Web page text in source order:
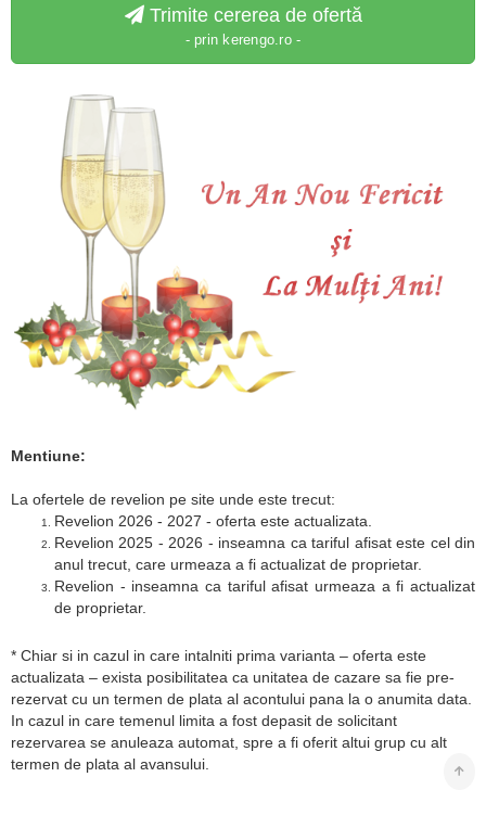
Trimite cererea de ofertă
- prin kerengo.ro -
Mentiune:
La ofertele de revelion pe site unde este trecut:
Revelion 2026 - 2027 - oferta este actualizata.
Revelion 2025 - 2026 - inseamna ca tariful afisat este cel din
anul trecut, care urmeaza a fi actualizat de proprietar.
Revelion - inseamna ca tariful afisat urmeaza a fi actualizat
de proprietar.
* Chiar si in cazul in care intalniti prima varianta – oferta este
actualizata – exista posibilitatea ca unitatea de cazare sa fie pre-
rezervat cu un termen de plata al acontului pana la o anumita data.
In cazul in care temenul limita a fost depasit de solicitant
rezervarea se anuleaza automat, spre a fi oferit altui grup cu alt
termen de plata al avansului.